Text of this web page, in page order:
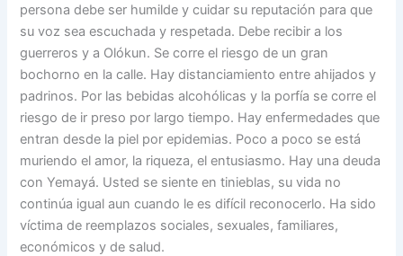
persona debe ser humilde y cuidar su reputación para que
su voz sea escuchada y respetada. Debe recibir a los
guerreros y a Olókun. Se corre el riesgo de un gran
bochorno en la calle. Hay distanciamiento entre ahijados y
padrinos. Por las bebidas alcohólicas y la porfía se corre el
riesgo de ir preso por largo tiempo. Hay enfermedades que
entran desde la piel por epidemias. Poco a poco se está
muriendo el amor, la riqueza, el entusiasmo. Hay una deuda
con Yemayá. Usted se siente en tinieblas, su vida no
continúa igual aun cuando le es difícil reconocerlo. Ha sido
víctima de reemplazos sociales, sexuales, familiares,
económicos y de salud.